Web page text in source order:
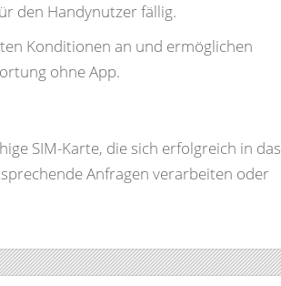
den Handynutzer fällig.
Konditionen an und ermöglichen
ohne App.
SIM-Karte, die sich erfolgreich in das
Anfragen verarbeiten oder